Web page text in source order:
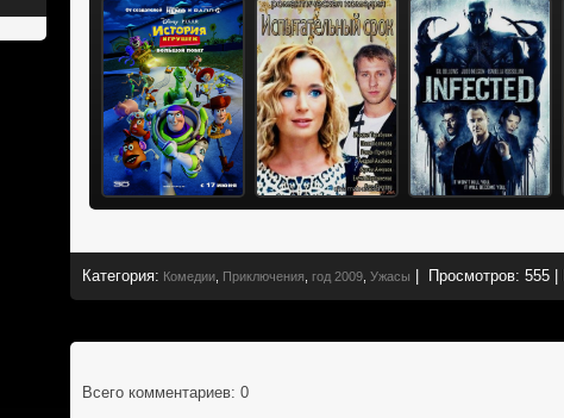
Категория: Комедии Приключения год 2009 Ужасы Просмотров: 555
Всего комментариев: 0